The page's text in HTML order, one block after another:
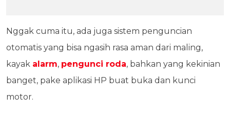
Nggak cuma itu, ada juga sistem penguncian
otomatis yang bisa ngasih rasa aman dari maling,
kayak alarm, pengunci roda, bahkan yang kekinian
banget, pake aplikasi HP buat buka dan kunci
motor.